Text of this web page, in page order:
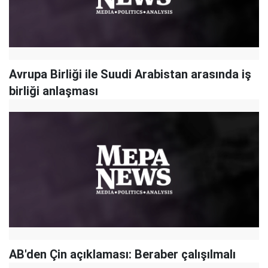
Avrupa Birliği ile Suudi Arabistan arasında iş
birliği anlaşması
AB'den Çin açıklaması: Beraber çalışılmalı